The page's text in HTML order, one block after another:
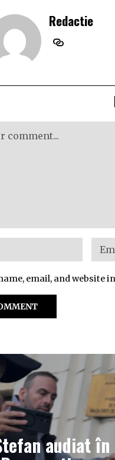
Redactie
email, and
audiat în